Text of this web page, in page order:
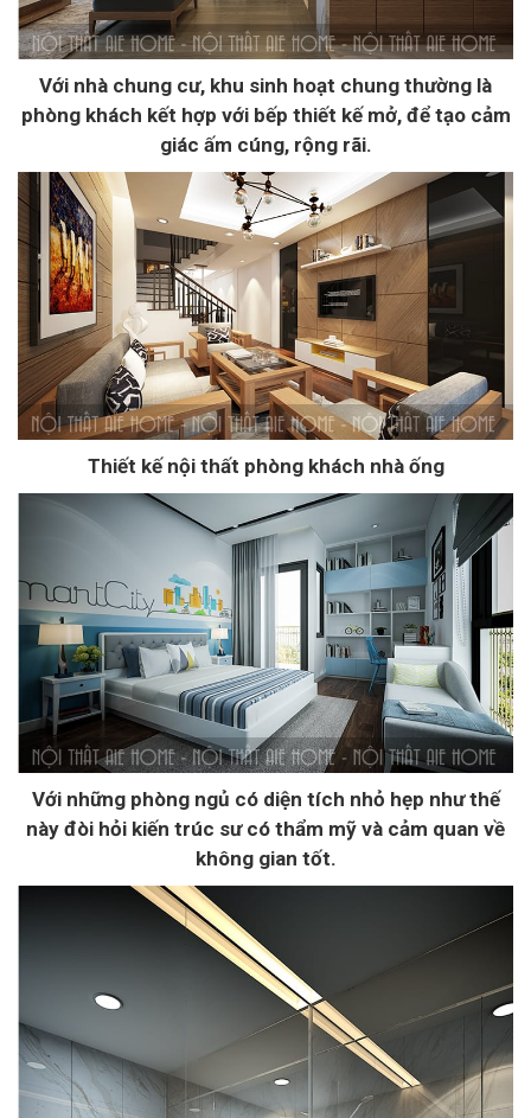
Với nhà chung cư, khu sinh hoạt chung thường là
phòng khách kết hợp với bếp thiết kế mở, để tạo cảm
giác ấm cúng, rộng rãi.
Thiết kế nội thất phòng khách nhà ống
Với những phòng ngủ có diện tích nhỏ hẹp như thế
này đòi hỏi kiến trúc sư có thẩm mỹ và cảm quan về
không gian tốt.